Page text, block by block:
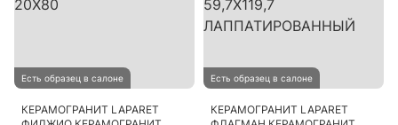
Есть образец в салоне
КЕРАМОГРАНИТ LAPARET
Есть образец в салоне
КЕРАМОГРАНИТ LAPARET